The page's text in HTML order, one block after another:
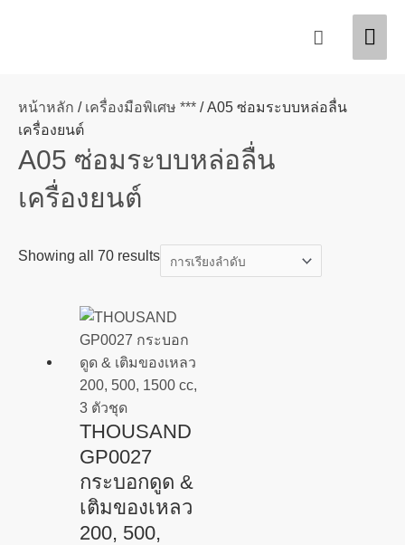
Search
หน้าหลัก / เครื่องมือพิเศษ *** / A05 ซ่อมระบบหล่อลื่น
เครื่องยนต์
A05 ซ่อมระบบหล่อลื่น
เครื่องยนต์
Showing all 70 results
THOUSAND
GP0027
กระบอกดูด &
เติมของเหลว
200, 500,